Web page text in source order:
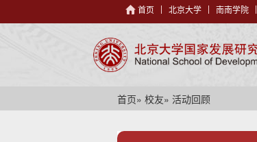
首页 北京大学 南南学院
首页» 校友» 活动回顾